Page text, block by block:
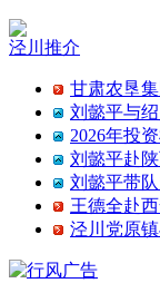
泾川推介
甘肃农垦
刘懿平与
2026年投
刘懿平赴
刘懿平带
王德全赴
泾川党原